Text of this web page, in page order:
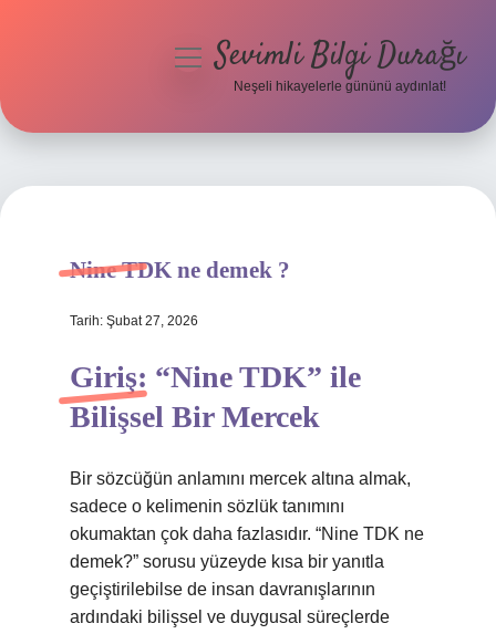
Hakkımızda
menüyüSevimli Bilgi Durağı
Neşeli hikayelerle gününü aydınlat!
Nine TDK ne demek ?
Tarih: Şubat 27, 2026
Giriş: “Nine TDK” ile
Bilişsel Bir Mercek
Bir sözcüğün anlamını mercek altına almak,
sadece o kelimenin sözlük tanımını
okumaktan çok daha fazlasıdır. “Nine TDK ne
demek?” sorusu yüzeyde kısa bir yanıtla
geçiştirilebilse de insan davranışlarının
ardındaki bilişsel ve duygusal süreçlerde